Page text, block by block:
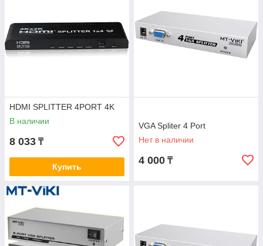
HDMI SPLITTER 4PORT 4K
В наличии
8 033 ₸
Купить
VGA Spliter 4 Port
Нет в наличии
4 000 ₸